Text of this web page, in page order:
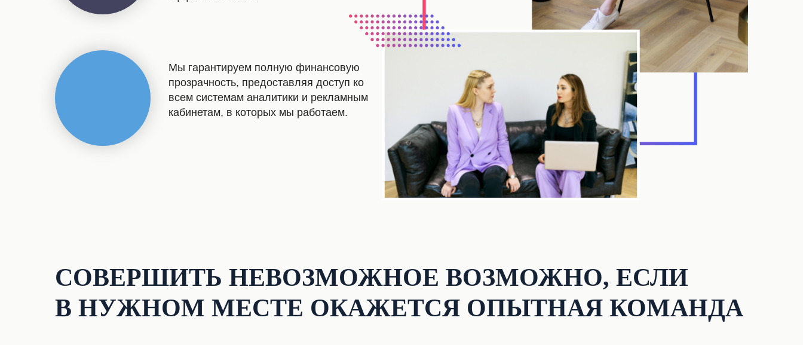
Мы гарантируем полную финансовую
прозрачность, предоставляя доступ ко
всем системам аналитики и рекламным
кабинетам, в которых мы работаем.
СОВЕРШИТЬ НЕВОЗМОЖНОЕ ВОЗМОЖНО, ЕСЛИ
В НУЖНОМ МЕСТЕ ОКАЖЕТСЯ ОПЫТНАЯ КОМАНДА